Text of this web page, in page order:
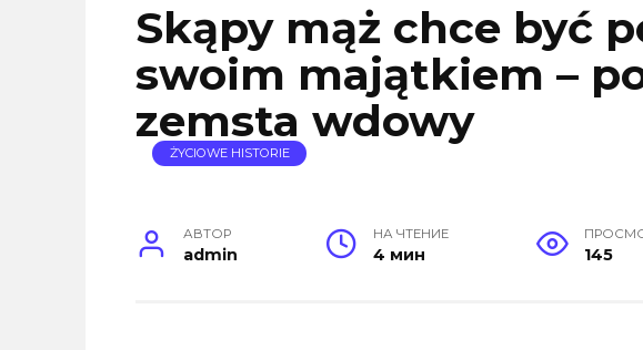
Skąpy mąż chce być
swoim majątkiem –
zemsta wdowy
ŻYCIOWE HISTORIE
АВТОР
admin
НА ЧТЕНИЕ
4 мин 145